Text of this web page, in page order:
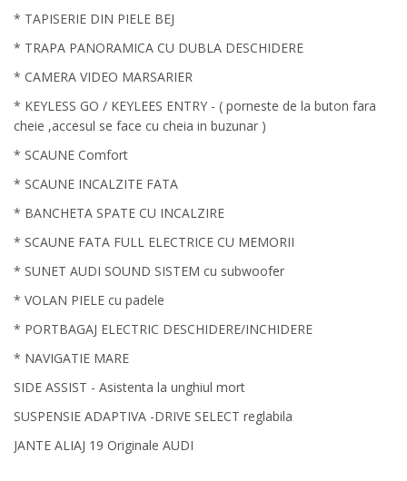
* TAPISERIE DIN PIELE BEJ
* TRAPA PANORAMICA CU DUBLA DESCHIDERE
* CAMERA VIDEO MARSARIER
* KEYLESS GO / KEYLEES ENTRY - ( porneste de la buton fara
cheie ,accesul se face cu cheia in buzunar )
* SCAUNE Comfort
* SCAUNE INCALZITE FATA
* BANCHETA SPATE CU INCALZIRE
* SCAUNE FATA FULL ELECTRICE CU MEMORII
* SUNET AUDI SOUND SISTEM cu subwoofer
* VOLAN PIELE cu padele
* PORTBAGAJ ELECTRIC DESCHIDERE/INCHIDERE
* NAVIGATIE MARE
SIDE ASSIST - Asistenta la unghiul mort
SUSPENSIE ADAPTIVA -DRIVE SELECT reglabila
JANTE ALIAJ 19 Originale AUDI